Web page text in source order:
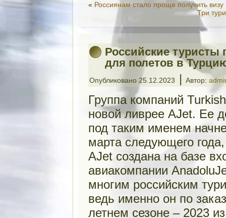
« Россиянам стало проще получить
Три
Российские
для полетов в
Опубликовано 25.12.2023 | Автор:
Группа компаний
новой ливрее AJet. Ее
под таким именем
марта следующего
AJet создана на базе
авиакомпании
многим российским
ведь именно он по
летнем сезоне – 2023